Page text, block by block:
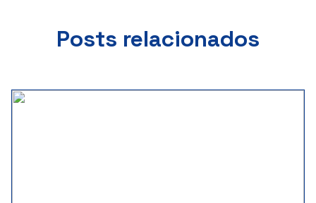
Posts relacionados